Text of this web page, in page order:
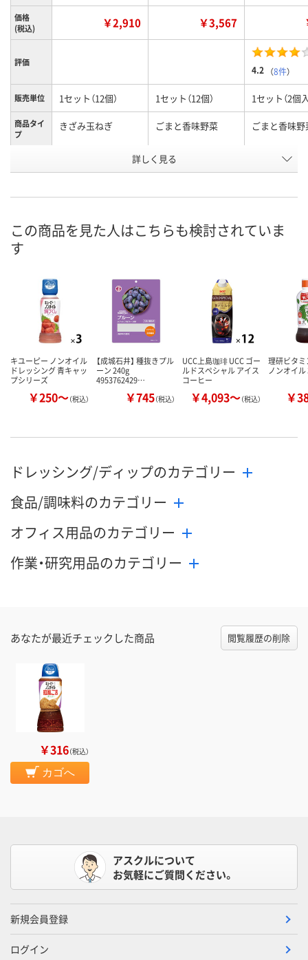
価格
(税込)
￥2,910 ￥3,567
評価
4.2 （8件）
販売単位 1セット（12個） 1セット（12個） 1セット（2個
商品タイ
プ
きざみ玉ねぎ ごまと香味野菜 ごまと香味野
E553133 U896191
8月24日（月）まで
販売停止中です
カゴへ カ
詳しく見る
この商品を見た人はこちらも検討されていま
す
キユーピー ノンオイル
ドレッシング 青キャッ
プシリーズ
￥250～（税込）
【成城石井】 種抜きプル
ーン 240g
4953762429…
￥745（税込）
UCC上島珈琲 UCC ゴー
ルドスペシャル アイス
コーヒー
￥4,093～（税込）
理研ビタ
ノンオイ
￥
ドレッシング/ディップのカテゴリー
食品/調味料のカテゴリー
オフィス用品のカテゴリー
作業・研究用品のカテゴリー
あなたが最近チェックした商品 閲覧履歴の削除
￥316（税込）
カゴへ
アスクルについて
お気軽にご質問ください。
新規会員登録
ログイン